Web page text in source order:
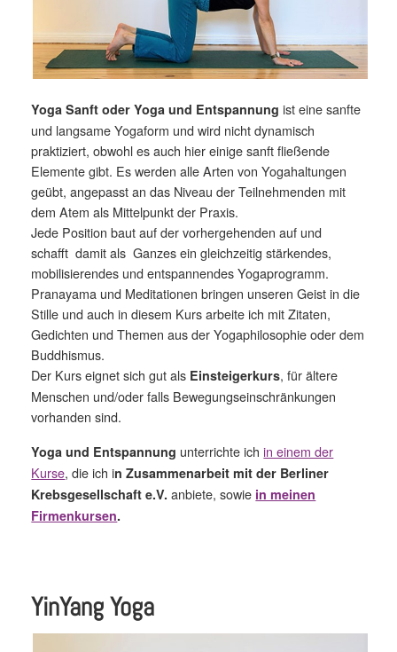
Yoga Sanft oder Yoga und Entspannung ist eine sanfte
und langsame Yogaform und wird nicht dynamisch
praktiziert, obwohl es auch hier einige sanft fließende
Elemente gibt. Es werden alle Arten von Yogahaltungen
geübt, angepasst an das Niveau der Teilnehmenden mit
dem Atem als Mittelpunkt der Praxis.
Jede Position baut auf der vorhergehenden auf und
schafft damit als Ganzes ein gleichzeitig stärkendes,
mobilisierendes und entspannendes Yogaprogramm.
Pranayama und Meditationen bringen unseren Geist in die
Stille und auch in diesem Kurs arbeite ich mit Zitaten,
Gedichten und Themen aus der Yogaphilosophie oder dem
Buddhismus.
Der Kurs eignet sich gut als Einsteigerkurs, für ältere
Menschen und/oder falls Bewegungseinschränkungen
vorhanden sind.
Yoga und Entspannung unterrichte ichin einem der
Kurse, die ich in Zusammenarbeit mit der Berliner
Krebsgesellschaft e.V. anbiete, sowie in meinen
Firmenkursen.
YinYang Yoga